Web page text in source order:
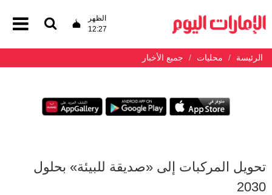
الظهر
12:27
الرئيسة محليات جميع الأخبار
تحويل المركبات إلى «صديقة للبيئة» بحلول
2030